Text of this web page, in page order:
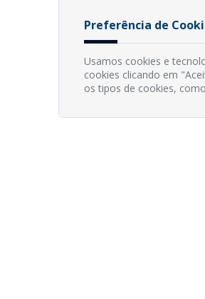
Preferência de
Usamos cookies e
cookies clicando em
os tipos de cookies,